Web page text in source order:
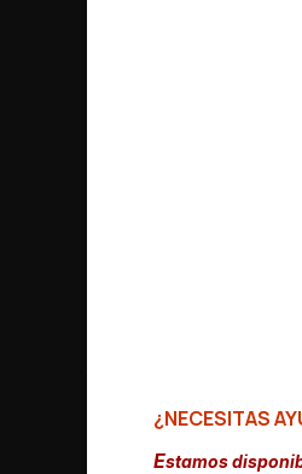
¿NECESITAS
Estamos